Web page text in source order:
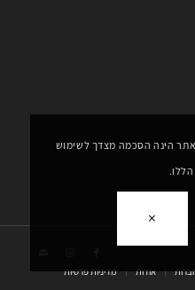
אודות מדיניות פרטיות
הינה הסכמה מצדך לשימוש
הללו.
×